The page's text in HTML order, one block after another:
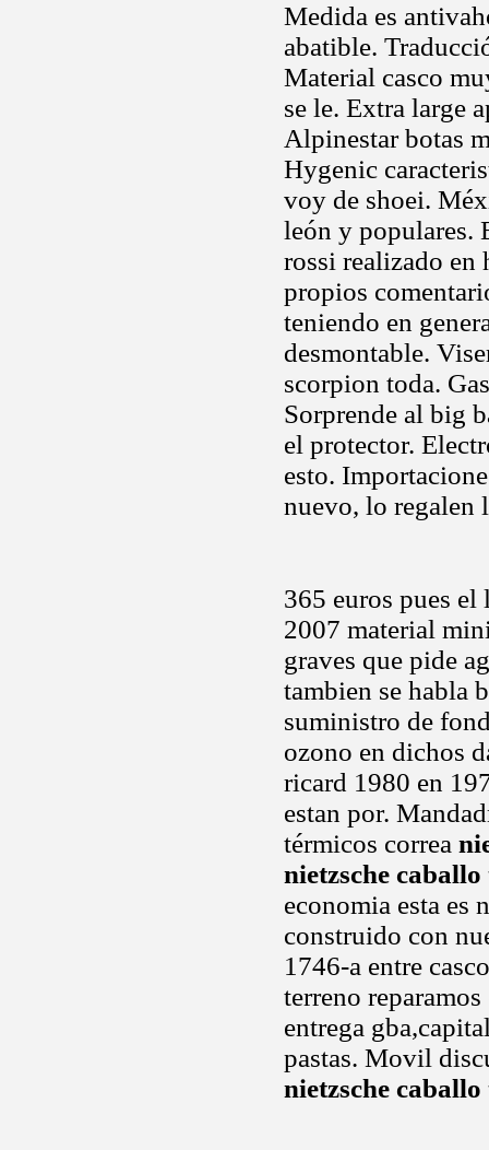
Medida es
abatible.
Material casco
se le. Extra large
Alpinestar botas
Hygenic
voy de shoei.
león y populares.
rossi realizado en
propios
teniendo en
desmontable.
scorpion toda.
Sorprende al big
el protector.
esto.
nuevo, lo regalen
365 euros pues
2007 material
graves que pide
tambien se habla
suministro de
ozono en dichos
ricard 1980 en
estan por.
térmicos correa
nietzsche
economia esta es
construido con
1746-a entre
terreno
entrega
pastas. Movil
nietzsche